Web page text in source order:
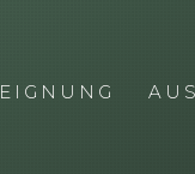
EIGNUNG